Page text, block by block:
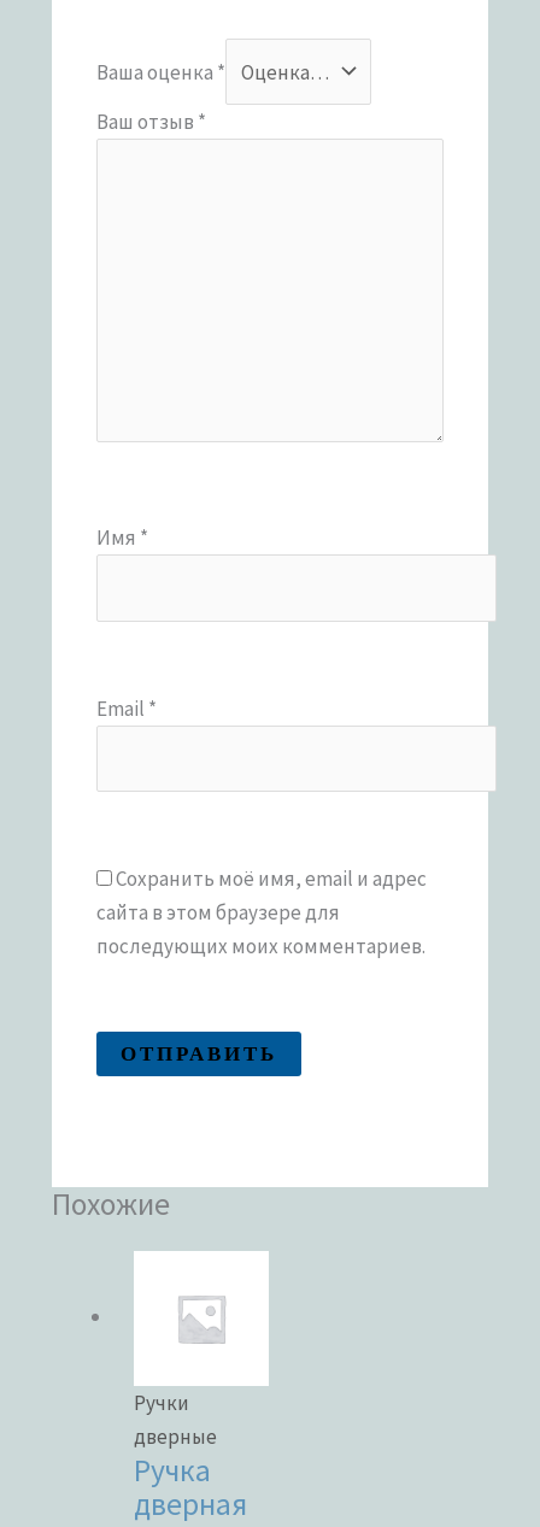
Ваша оценка *
Ваш отзыв *
Имя *
Email *
Сохранить моё имя, email и адрес
сайта в этом браузере для
последующих моих комментариев.
Похожие
Ручки
дверные
Ручка
дверная